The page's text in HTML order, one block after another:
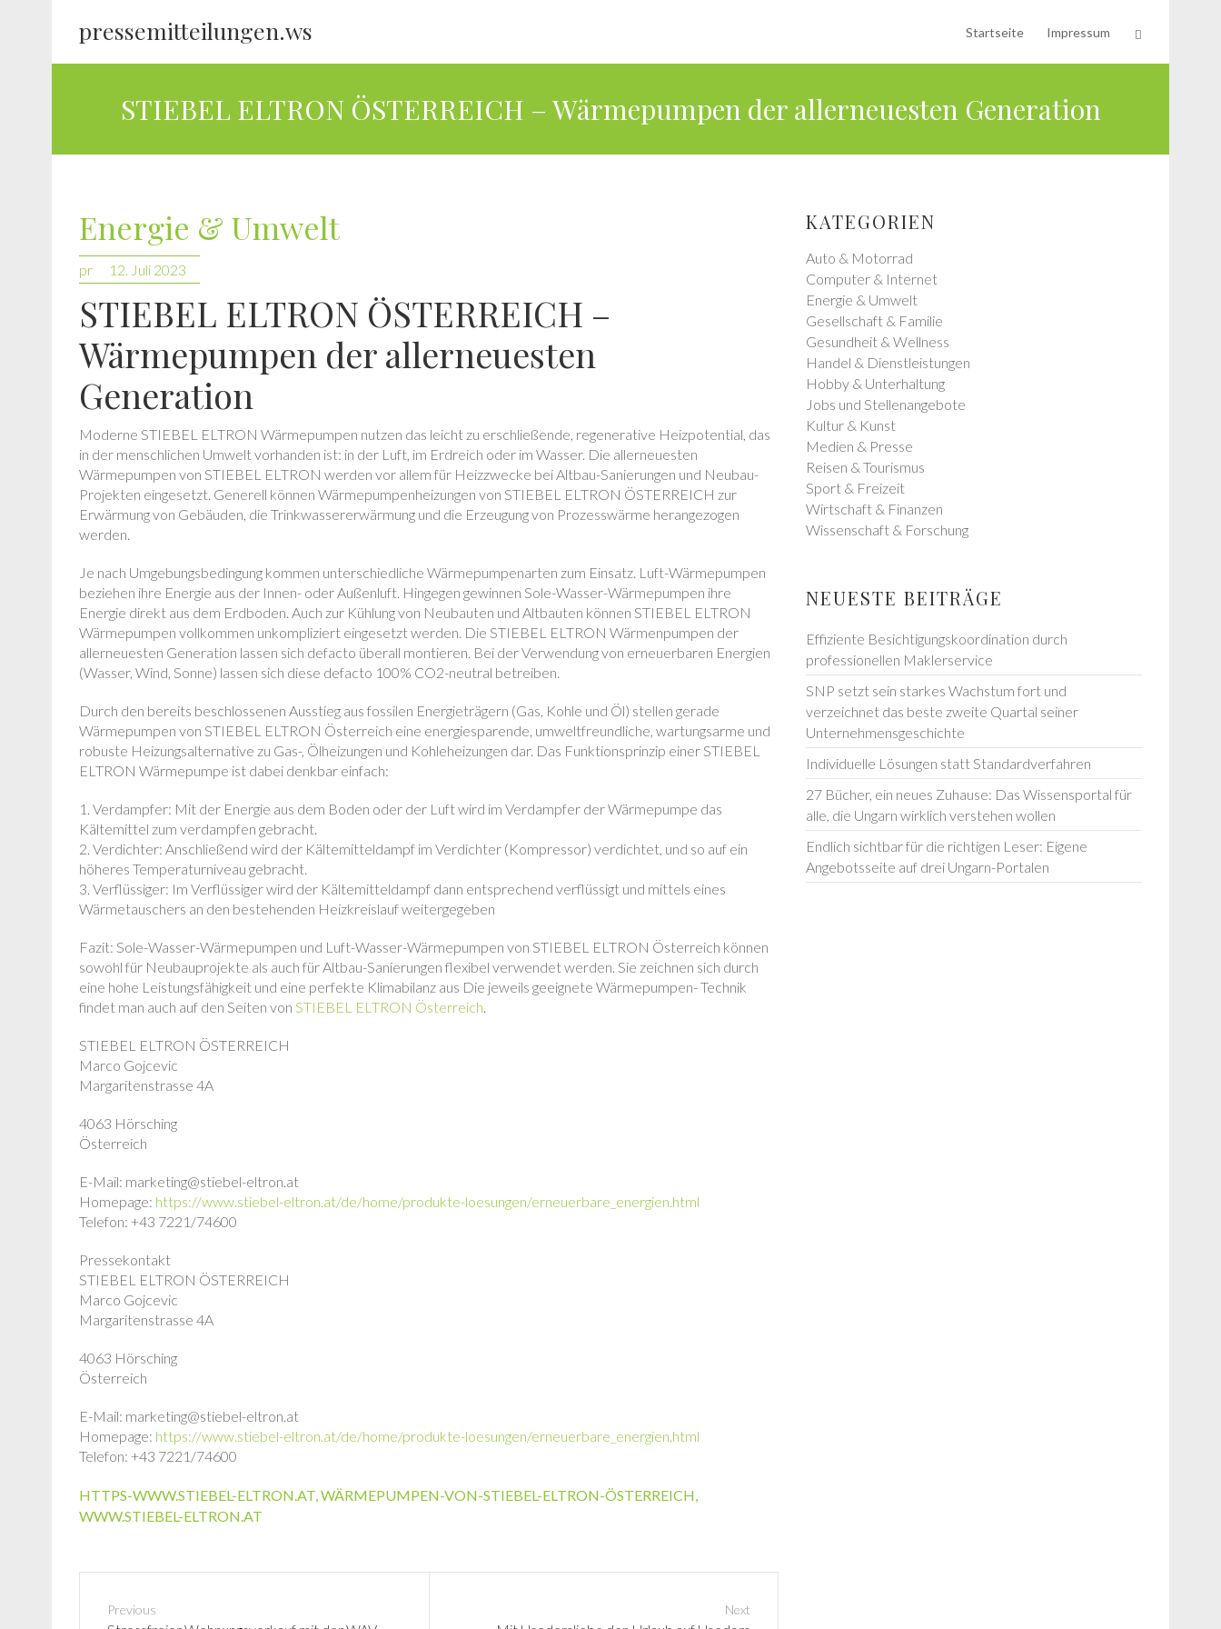
pressemitteilungen.ws Startseite Impressum
STIEBEL ELTRON ÖSTERREICH – Wärmepumpen der allerneuesten Generation
Energie & Umwelt
pr 12. Juli 2023
STIEBEL ELTRON ÖSTERREICH –
Wärmepumpen der allerneuesten
Generation
Moderne STIEBEL ELTRON Wärmepumpen nutzen das leicht zu erschließende, regenerative Heizpotential, das
in der menschlichen Umwelt vorhanden ist: in der Luft, im Erdreich oder im Wasser. Die allerneuesten
Wärmepumpen von STIEBEL ELTRON werden vor allem für Heizzwecke bei Altbau-Sanierungen und Neubau-
Projekten eingesetzt. Generell können Wärmepumpenheizungen von STIEBEL ELTRON ÖSTERREICH zur
Erwärmung von Gebäuden, die Trinkwassererwärmung und die Erzeugung von Prozesswärme herangezogen
werden.
Je nach Umgebungsbedingung kommen unterschiedliche Wärmepumpenarten zum Einsatz. Luft-Wärmepumpen
beziehen ihre Energie aus der Innen- oder Außenluft. Hingegen gewinnen Sole-Wasser-Wärmepumpen ihre
Energie direkt aus dem Erdboden. Auch zur Kühlung von Neubauten und Altbauten können STIEBEL ELTRON
Wärmepumpen vollkommen unkompliziert eingesetzt werden. Die STIEBEL ELTRON Wärmenpumpen der
allerneuesten Generation lassen sich defacto überall montieren. Bei der Verwendung von erneuerbaren Energien
(Wasser, Wind, Sonne) lassen sich diese defacto 100% CO2-neutral betreiben.
Durch den bereits beschlossenen Ausstieg aus fossilen Energieträgern (Gas, Kohle und Öl) stellen gerade
Wärmepumpen von STIEBEL ELTRON Österreich eine energiesparende, umweltfreundliche, wartungsarme und
robuste Heizungsalternative zu Gas-, Ölheizungen und Kohleheizungen dar. Das Funktionsprinzip einer STIEBEL
ELTRON Wärmepumpe ist dabei denkbar einfach:
1. Verdampfer: Mit der Energie aus dem Boden oder der Luft wird im Verdampfer der Wärmepumpe das
Kältemittel zum verdampfen gebracht.
2. Verdichter: Anschließend wird der Kältemitteldampf im Verdichter (Kompressor) verdichtet, und so auf ein
höheres Temperaturniveau gebracht.
3. Verflüssiger: Im Verflüssiger wird der Kältemitteldampf dann entsprechend verflüssigt und mittels eines
Wärmetauschers an den bestehenden Heizkreislauf weitergegeben
Fazit: Sole-Wasser-Wärmepumpen und Luft-Wasser-Wärmepumpen von STIEBEL ELTRON Österreich können
sowohl für Neubauprojekte als auch für Altbau-Sanierungen flexibel verwendet werden. Sie zeichnen sich durch
eine hohe Leistungsfähigkeit und eine perfekte Klimabilanz aus Die jeweils geeignete Wärmepumpen- Technik
findet man auch auf den Seiten von STIEBEL ELTRON Österreich.
STIEBEL ELTRON ÖSTERREICH
Marco Gojcevic
Margaritenstrasse 4A
4063 Hörsching
Österreich
E-Mail: marketing@stiebel-eltron.at
Homepage: https://www.stiebel-eltron.at/de/home/produkte-loesungen/erneuerbare_energien.html
Telefon: +43 7221/74600
Pressekontakt
STIEBEL ELTRON ÖSTERREICH
Marco Gojcevic
Margaritenstrasse 4A
4063 Hörsching
Österreich
E-Mail: marketing@stiebel-eltron.at
Homepage: https://www.stiebel-eltron.at/de/home/produkte-loesungen/erneuerbare_energien.html
Telefon: +43 7221/74600
HTTPS-WWW.STIEBEL-ELTRON.AT,WÄRMEPUMPEN-VON-STIEBEL-ELTRON-ÖSTERREICH,
WWW.STIEBEL-ELTRON.AT
Previous Next
KATEGORIEN
Auto & Motorrad
Computer & Internet
Energie & Umwelt
Gesellschaft & Familie
Gesundheit & Wellness
Handel & Dienstleistungen
Hobby & Unterhaltung
Jobs und Stellenangebote
Kultur & Kunst
Medien & Presse
Reisen & Tourismus
Sport & Freizeit
Wirtschaft & Finanzen
Wissenschaft & Forschung
NEUESTE BEITRÄGE
Effiziente Besichtigungskoordination durch
professionellen Maklerservice
SNP setzt sein starkes Wachstum fort und
verzeichnet das beste zweite Quartal seiner
Unternehmensgeschichte
Individuelle Lösungen statt Standardverfahren
27 Bücher, ein neues Zuhause: Das Wissensportal für
alle, die Ungarn wirklich verstehen wollen
Endlich sichtbar für die richtigen Leser: Eigene
Angebotsseite auf drei Ungarn-Portalen